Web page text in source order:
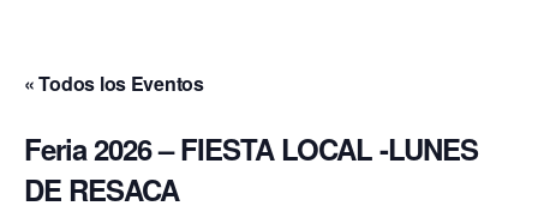
« Todos los Eventos
Feria 2026 – FIESTA LOCAL -LUNES
DE RESACA